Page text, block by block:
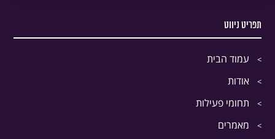
תפריט ניווט
עמוד הבית
אודות
תחומי פעילות
מאמרים